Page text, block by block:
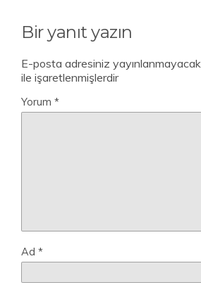
Bir yanıt yazın
E-posta adresiniz yayınlanmayacak.
ile işaretlenmişlerdir
Yorum *
Ad *